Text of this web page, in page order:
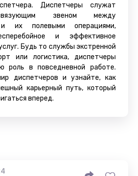
Диспетчеры служат
звеном между
и их полевыми операциями,
и эффективное
Будь то службы экстренной
или логистика, диспетчеры
роль в повседневной работе.
диспетчеров и узнайте, как
карьерный путь, который
вперед.